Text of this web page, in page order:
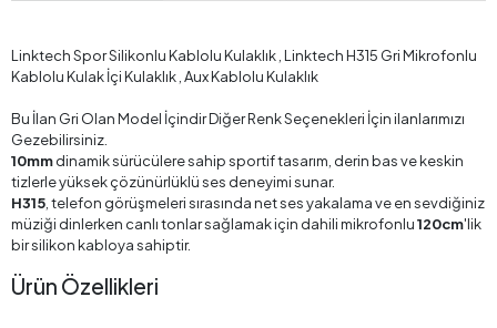
Linktech Spor Silikonlu Kablolu Kulaklık , Linktech H315 Gri Mikrofonlu
Kablolu Kulak İçi Kulaklık , Aux Kablolu Kulaklık
Bu İlan Gri Olan Model İçindir Diğer Renk Seçenekleri İçin ilanlarımızı
Gezebilirsiniz.
10mmdinamik sürücülere sahip sportif tasarım, derin bas ve keskin
tizlerle yüksek çözünürlüklü ses deneyimi sunar.
H315 , telefon görüşmeleri sırasında net ses yakalama ve en sevdiğiniz
müziği dinlerken canlı tonlar sağlamak için dahili mikrofonlu120cm'lik
bir silikon kabloya sahiptir.
Ürün Özellikleri